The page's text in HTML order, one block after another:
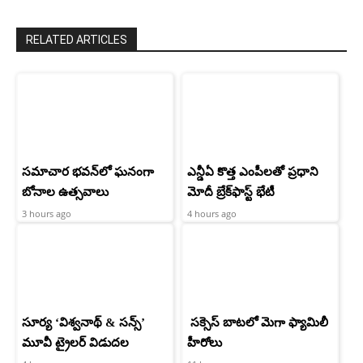
RELATED ARTICLES
సమాచార భవన్‌లో ఘనంగా
బోనాల ఉత్సవాలు
3 hours ago
ఎన్డీఏ కొత్త ఎంపీలతో ప్రధాని
మోదీ బ్రేక్‌ఫాస్ట్ భేటీ
4 hours ago
సూర్య ‘విశ్వనాథ్ & సన్స్’
మూవీ ట్రైలర్ విడుదల
సక్సెస్ బాటలో మెగా ఫ్యామిలీ
హీరోలు